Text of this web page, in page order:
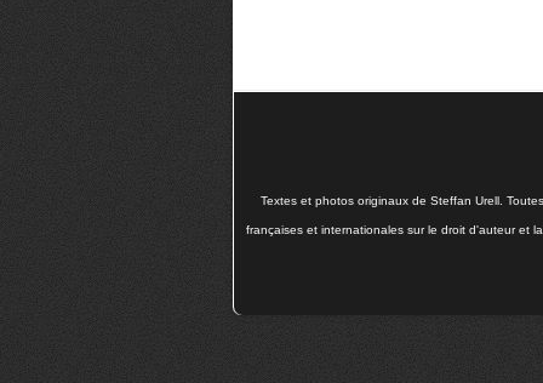
Textes et photos originaux de Steffan Urell.
françaises et internationales sur le droit d'auteur et